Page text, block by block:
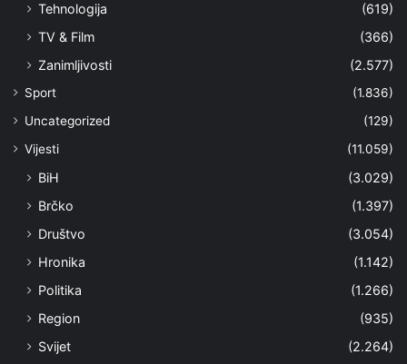
Tehnologija
(619)
TV & Film
(366)
Zanimljivosti
(2.577)
Sport
(1.836)
Uncategorized
(129)
Vijesti
(11.059)
BiH
(3.029)
Brčko
(1.397)
Društvo
(3.054)
Hronika
(1.142)
Politika
(1.266)
Region
(935)
Svijet
(2.264)